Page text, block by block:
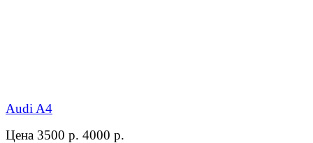
Audi A4
Цена 3500 р. 4000 р.